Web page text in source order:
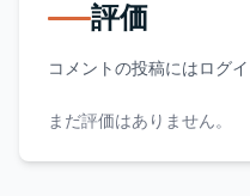
評価
コメントの投稿にはログ
まだ評価はありません。